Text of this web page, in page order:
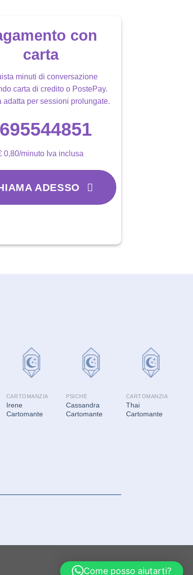
con
carta
minuti di conversazione
carta di credito o PostePay.
adatta per sessioni prolungate.
0,80/minuto Iva inclusa
ADESSO
CARTOMANZIA
Irene
Cartomante
PSICHE
Cassandra
Cartomante
CARTOMANZIA
Thai
Cartomante
Come posso aiutarti?